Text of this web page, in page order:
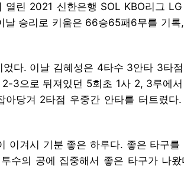
린 2021 신한은행 SOL KBO리그
승리로 키움은 66승65패6무를 기록
다. 이날 김혜성은 4타수 3안타 3타
3으로 뒤져있던 5회초 1사 2, 3루에
당겨 2타점 우중간 안타를 터트렸다
이겨시 기분 좋은 하루다. 좋은 타구를
수의 공에 집중해서 좋은 타구가 나왔